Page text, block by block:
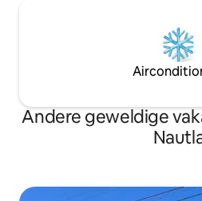
Andere geweldige